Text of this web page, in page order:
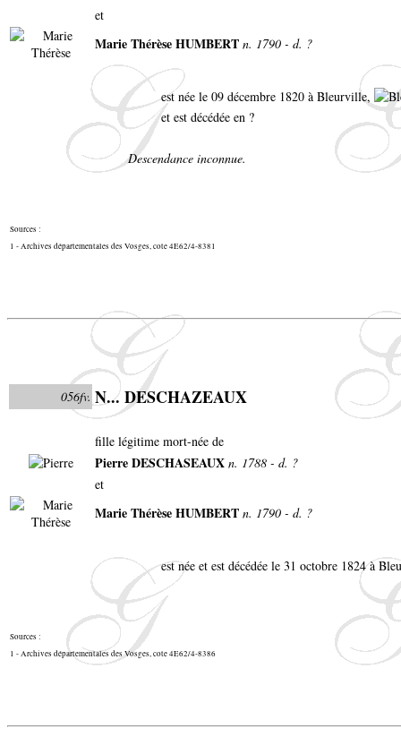
et
Marie Thérèse HUMBERT n. 1790 - d. ?
est née le 09 décembre 1820 à Bleurville,
et est décédée en ?
Descendance inconnue.
Sources :
1 - Archives départementales des Vosges, cote 4E62/4-8381
056fv. N... DESCHAZEAUX
fille légitime mort-née de
Pierre DESCHASEAUX n. 1788 - d. ?
et
Marie Thérèse HUMBERT n. 1790 - d. ?
est née et est décédée le 31 octobre 1824 à
Sources :
1 - Archives départementales des Vosges, cote 4E62/4-8386